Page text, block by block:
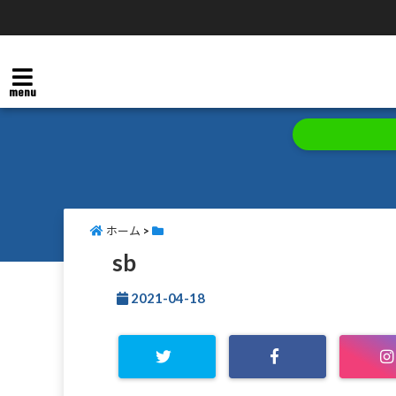
menu
ホーム >
sb
2021-04-18